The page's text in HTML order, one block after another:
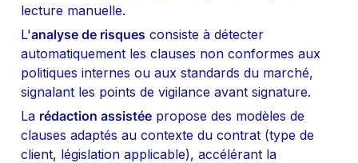
lecture manuelle.
L'analyse de risques consiste à détecter
automatiquement les clauses non conformes aux
politiques internes ou aux standards du marché,
signalant les points de vigilance avant signature.
La rédaction assistée propose des modèles de
clauses adaptés au contexte du contrat (type de
client, législation applicable), accélérant la